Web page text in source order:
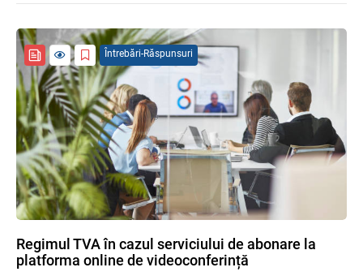
Întrebări-Răspunsuri
Regimul TVA în cazul serviciului de abonare la
platforma online de videoconferință